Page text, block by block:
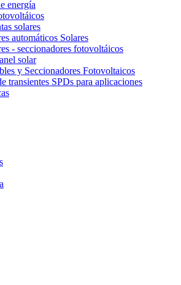
energía
solares
automáticos Solares
- seccionadores fotovoltáicos
solar
y Seccionadores Fotovoltaicos
transientes SPDs para aplicaciones